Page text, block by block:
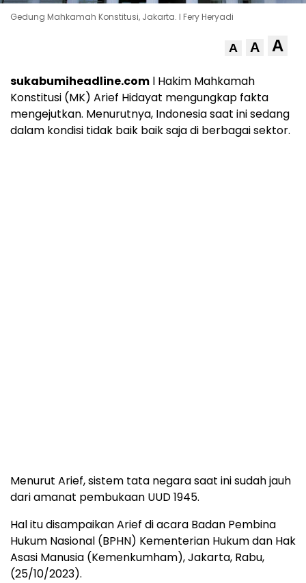
Gedung Mahkamah Konstitusi, Jakarta. l Fery Heryadi
A A A
sukabumiheadline.com l Hakim Mahkamah
Konstitusi (MK) Arief Hidayat mengungkap fakta
mengejutkan. Menurutnya, Indonesia saat ini sedang
dalam kondisi tidak baik baik saja di berbagai sektor.
Menurut Arief, sistem tata negara saat ini sudah jauh
dari amanat pembukaan UUD 1945.
Hal itu disampaikan Arief di acara Badan Pembina
Hukum Nasional (BPHN) Kementerian Hukum dan Hak
Asasi Manusia (Kemenkumham), Jakarta, Rabu,
(25/10/2023).